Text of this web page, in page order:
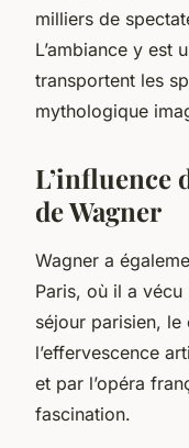
milliers de
L’ambiance y est
transportent les
mythologique
L’influence
de Wagner
Wagner a
Paris, où il a vécu
séjour parisien,
l’effervescence
et par l’opéra
fascination.